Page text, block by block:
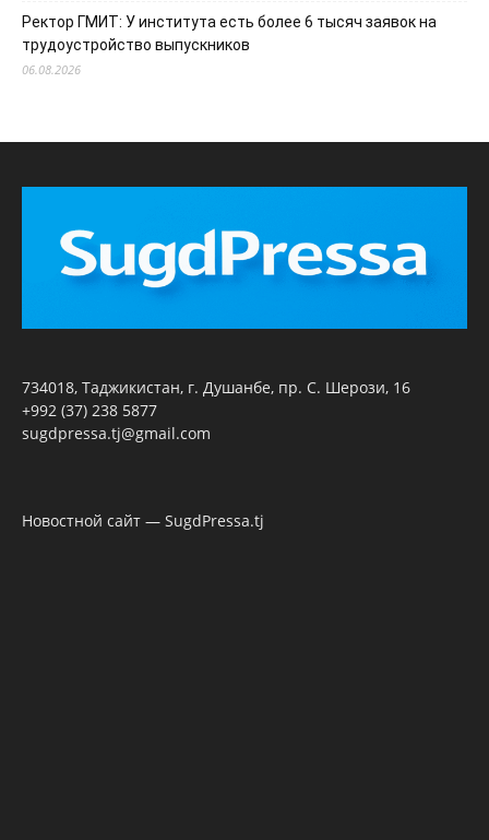
Ректор ГМИТ: У института есть более 6 тысяч заявок на
трудоустройство выпускников
06.08.2026
734018, Таджикистан, г. Душанбе, пр. С. Шерози, 16
+992 (37) 238 5877
sugdpressa.tj@gmail.com
Новостной сайт — SugdPressa.tj